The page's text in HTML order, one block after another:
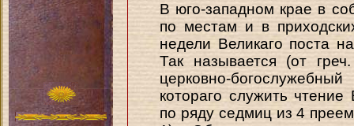
В юго-западном крае в
по местам и в
недели Великаго поста
Так называется (от
церковно-
котораго служить
по ряду седмиц из 4